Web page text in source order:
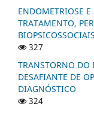
ENDOMETRIOSE
TRATAMENTO,
327
TRANSTORNO DO
DESAFIANTE DE
DIAGNÓSTICO
324